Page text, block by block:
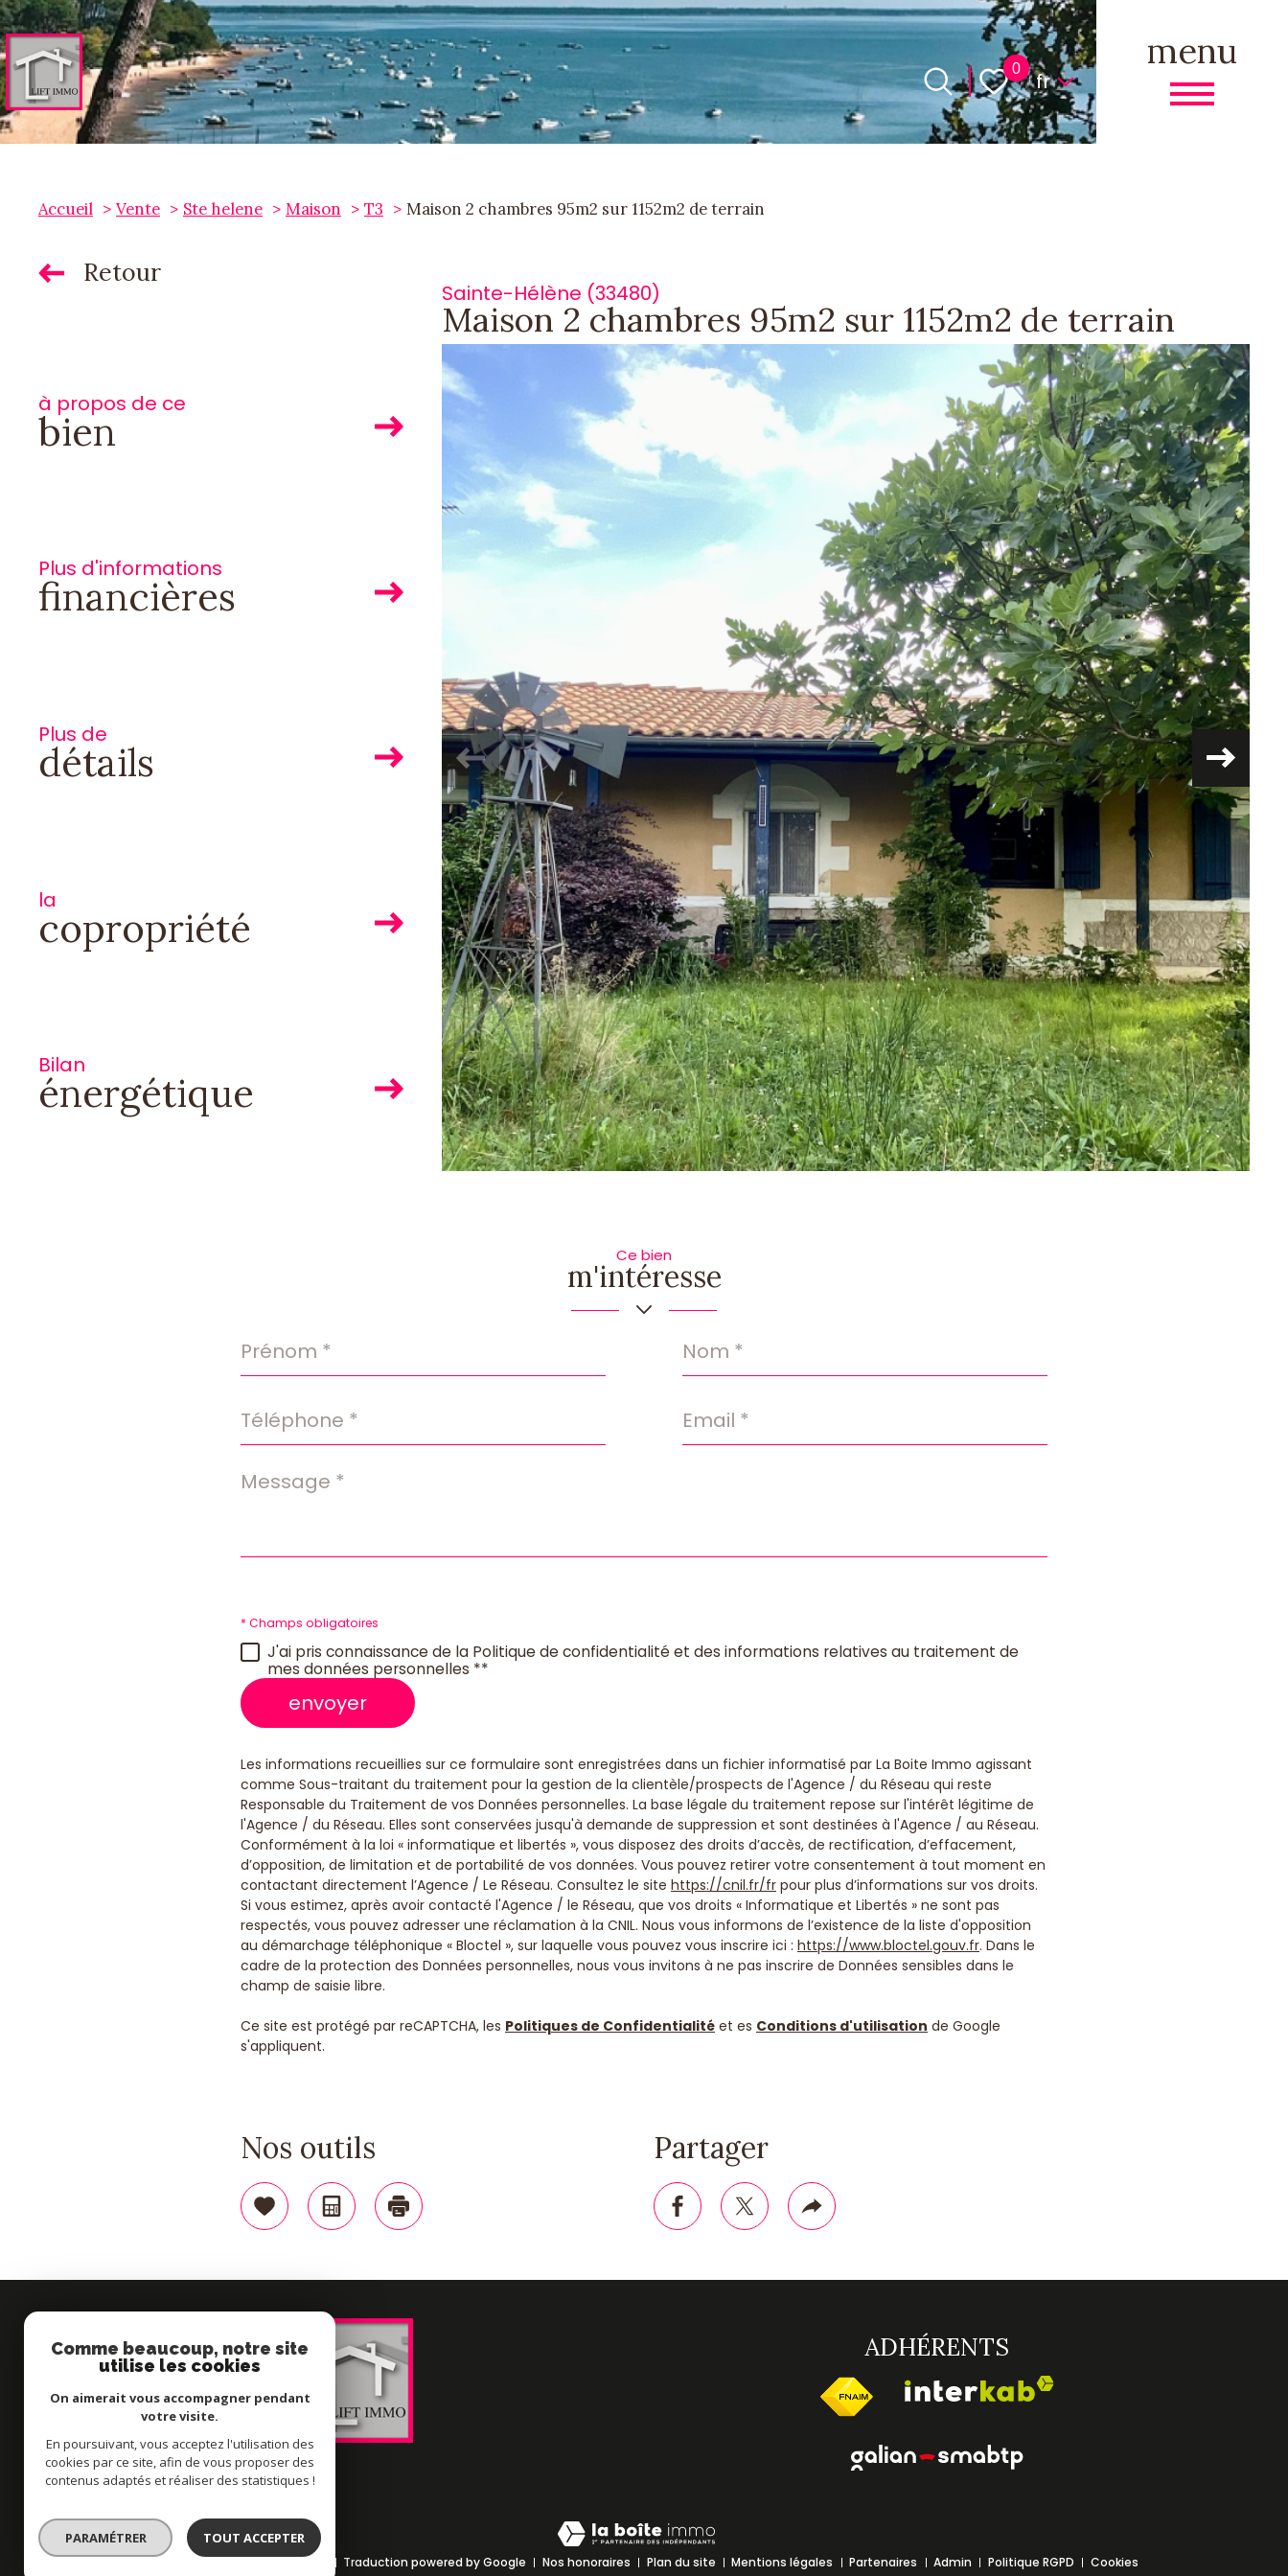
menu
0 Langue
fr
Accueil Vente Ste helene Maison T3 Maison 2 chambres 95m2 sur 1152m2 de terrain
Retour
Sainte-Hélène (33480)
Maison 2 chambres 95m2 sur 1152m2 de terrain
à propos de ce
bien
Plus d'informations
financières
Plus de
détails
la
copropriété
Bilan
énergétique
Ce bien
m'intéresse
Prénom
*
Nom
*
Téléphone
*
Email
*
Message
* Champs obligatoires
J'ai pris connaissance de la Politique de confidentialité et des informations relatives au traitement de
mes données personnelles **
envoyer
Les informations recueillies sur ce formulaire sont enregistrées dans un fichier informatisé par La Boite Immo agissant
comme Sous-traitant du traitement pour la gestion de la clientèle/prospects de l'Agence / du Réseau qui reste
Responsable du Traitement de vos Données personnelles. La base légale du traitement repose sur l'intérêt légitime de
l'Agence / du Réseau. Elles sont conservées jusqu'à demande de suppression et sont destinées à l'Agence / au Réseau.
Conformément à la loi « informatique et libertés », vous disposez des droits d’accès, de rectification, d’effacement,
d’opposition, de limitation et de portabilité de vos données. Vous pouvez retirer votre consentement à tout moment en
contactant directement l’Agence / Le Réseau. Consultez le site https://cnil.fr/fr pour plus d’informations sur vos droits.
Si vous estimez, après avoir contacté l'Agence / le Réseau, que vos droits « Informatique et Libertés » ne sont pas
respectés, vous pouvez adresser une réclamation à la CNIL. Nous vous informons de l’existence de la liste d'opposition
au démarchage téléphonique « Bloctel », sur laquelle vous pouvez vous inscrire ici : https://www.bloctel.gouv.fr. Dans le
cadre de la protection des Données personnelles, nous vous invitons à ne pas inscrire de Données sensibles dans le
champ de saisie libre.
Ce site est protégé par reCAPTCHA, les Politiques de Confidentialité et es Conditions d'utilisation de Google
s'appliquent.
Nos outils
Sélectionner
Calculatrice
Imprimer
Partager
facebooktwitterPlus
de
ADHÉRENTS
© 2022 Tous droits réservés Traduction powered by Google Nos honoraires Plan du site Mentions légales Partenaires Admin Politique RGPD Cookies
Comme beaucoup, notre site
utilise les cookies
On aimerait vous accompagner pendant
votre visite.
En poursuivant, vous acceptez l'utilisation des
cookies par ce site, afin de vous proposer des
contenus adaptés et réaliser des statistiques !
PARAMÉTRER TOUT ACCEPTER